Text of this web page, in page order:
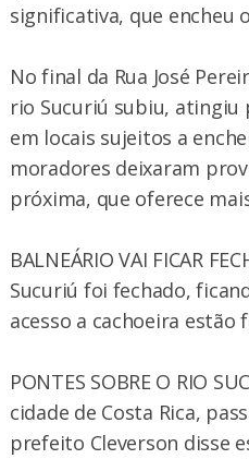
significativa, que encheu
No final da Rua José
rio Sucuriú subiu, atingiu
em locais sujeitos a
moradores deixaram
próxima, que oferece
BALNEÁRIO VAI FICAR
Sucuriú foi fechado,
acesso a cachoeira
PONTES SOBRE O RIO
cidade de Costa Rica,
prefeito Cleverson disse